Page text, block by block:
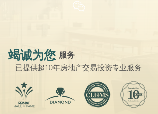
竭诚为您 服务
已提供超10年房地产交易投资专业服务